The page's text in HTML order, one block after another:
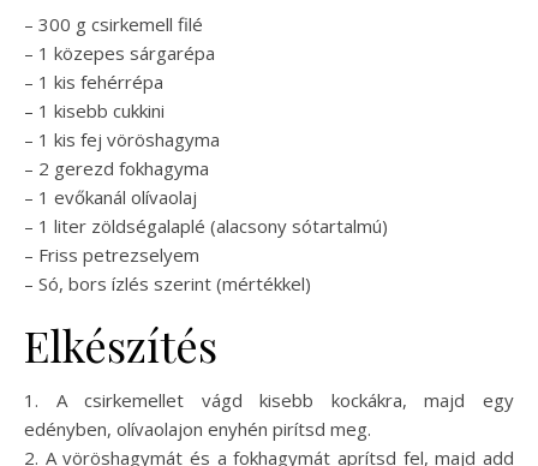
– 300 g csirkemell filé
– 1 közepes sárgarépa
– 1 kis fehérrépa
– 1 kisebb cukkini
– 1 kis fej vöröshagyma
– 2 gerezd fokhagyma
– 1 evőkanál olívaolaj
– 1 liter zöldségalaplé (alacsony sótartalmú)
– Friss petrezselyem
– Só, bors ízlés szerint (mértékkel)
Elkészítés
1. A csirkemellet vágd kisebb kockákra, majd egy
edényben, olívaolajon enyhén pirítsd meg.
2. A vöröshagymát és a fokhagymát aprítsd fel, majd add